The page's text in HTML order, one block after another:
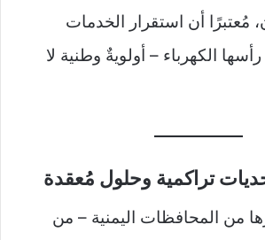
مُعتبرًا أن استقرار الخدمات
الكهرباء – أولويةٌ وطنية لا
تراكمية وحلول مُعقدة
من المحافظات اليمنية – من